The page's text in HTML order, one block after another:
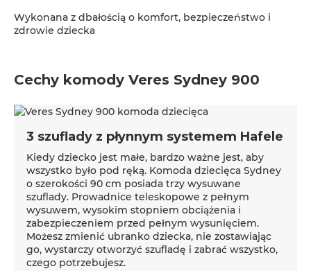
Wykonana z dbałością o komfort, bezpieczeństwo i
zdrowie dziecka
Cechy komody Veres Sydney 900
3 szuflady z płynnym systemem Hafele
Kiedy dziecko jest małe, bardzo ważne jest, aby
wszystko było pod ręką. Komoda dziecięca Sydney
o szerokości 90 cm posiada trzy wysuwane
szuflady. Prowadnice teleskopowe z pełnym
wysuwem, wysokim stopniem obciążenia i
zabezpieczeniem przed pełnym wysunięciem.
Możesz zmienić ubranko dziecka, nie zostawiając
go, wystarczy otworzyć szufladę i zabrać wszystko,
czego potrzebujesz.